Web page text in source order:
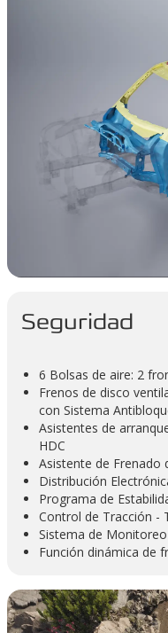
Seguridad
6 Bolsas de aire: 2
Frenos de disco
con Sistema
Asistentes de
HDC
Asistente de Frenado
Distribución
Programa de
Control de Tracción -
Sistema de
Función dinámica de